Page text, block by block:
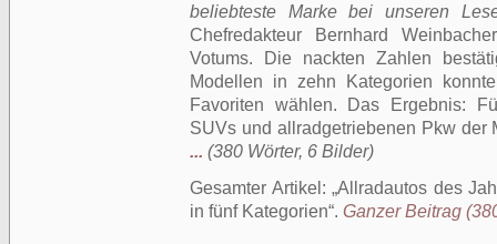
beliebteste Marke bei unseren
Chefredakteur Bernhard
Votums. Die nackten Zahlen
Modellen in zehn Kategorien
Favoriten wählen. Das Ergebnis:
SUVs und allradgetriebenen Pkw der
... (380 Wörter, 6 Bilder)
Gesamter Artikel: Allradautos des
in fünf Kategorien . Ganzer Beitrag